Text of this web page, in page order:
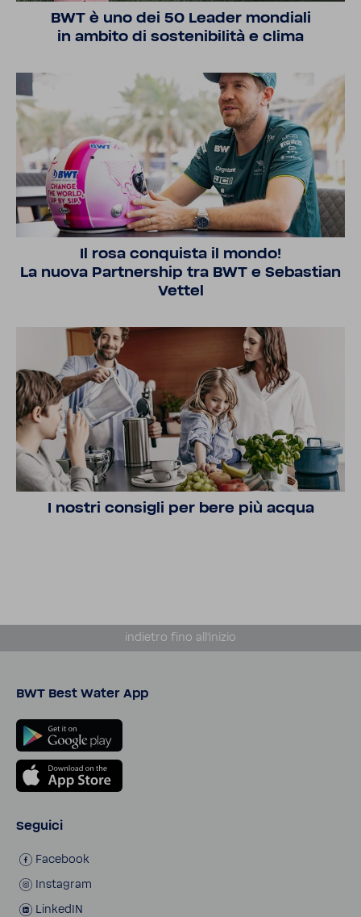
BWT è uno dei 50 Leader mondiali
in ambito di sosteni­bilità e clima
Il rosa conquista il mondo!
La nuova Part­ner­ship tra BWT e Sebas­tian
Vettel
I nostri consigli per bere più acqua
indietro fino all'i­nizio
BWT Best Water App
Seguici
Face­book
Insta­gram
LinkedIN